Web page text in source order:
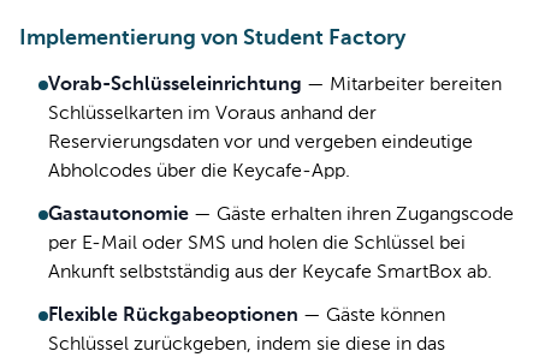
Implementierung von Student Factory
Vorab-Schlüsseleinrichtung — Mitarbeiter bereiten
Schlüsselkarten im Voraus anhand der
Reservierungsdaten vor und vergeben eindeutige
Abholcodes über die Keycafe-App.
Gastautonomie — Gäste erhalten ihren Zugangscode
per E-Mail oder SMS und holen die Schlüssel bei
Ankunft selbstständig aus der Keycafe SmartBox ab.
Flexible Rückgabeoptionen — Gäste können
Schlüssel zurückgeben, indem sie diese in das